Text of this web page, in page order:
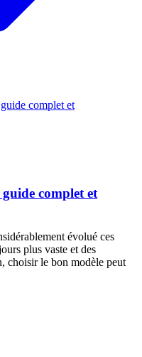
complet et
évolué ces
plus vaste et des
choisir le bon modèle peut